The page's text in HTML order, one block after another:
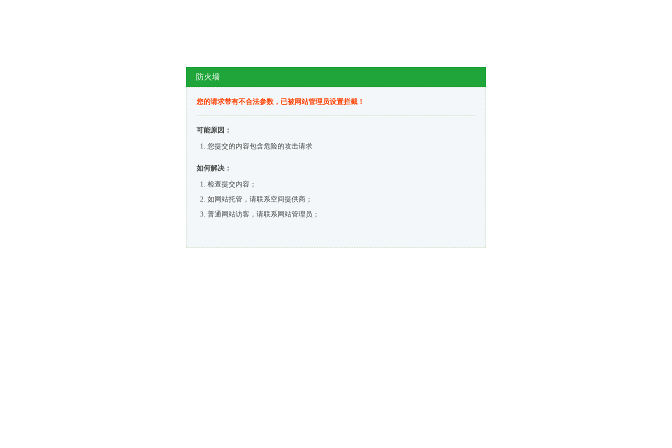
防火墙
您的请求带有不合法参数，已被网站管理员设置拦截！
可能原因：
您提交的内容包含危险的攻击请求
如何解决：
检查提交内容；
如网站托管，请联系空间提供商；
普通网站访客，请联系网站管理员；